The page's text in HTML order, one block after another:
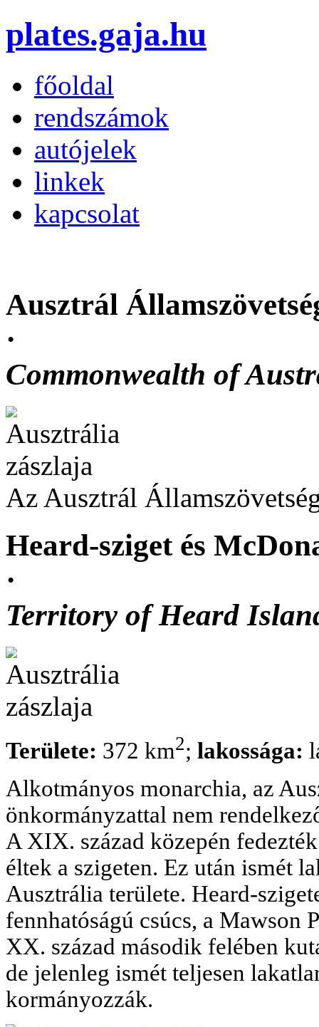
plates.gaja.hu
főoldal
rendszámok
autójelek
linkek
kapcsolat
Ausztrál
·
Commonwealth of
Az Ausztrál
Heard-sziget és
·
Territory of Heard
Területe: 372 km2; lakossága:
Alkotmányos monarchia, az
önkormányzattal nem
A XIX. század közepén
éltek a szigeten. Ez után ismét
Ausztrália területe. Heard-
fennhatóságú csúcs, a
XX. század második felében
de jelenleg ismét teljesen
kormányozzák.